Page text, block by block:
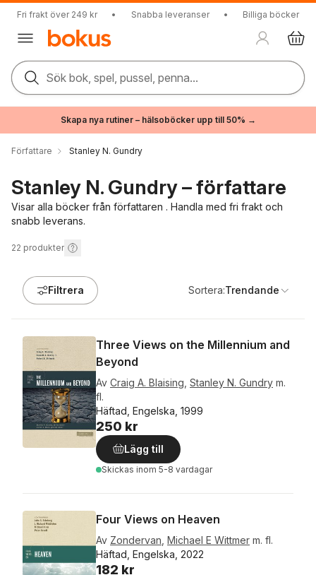
Fri frakt över 249 kr • Snabba leveranser • Billiga böcker
Sök bok, spel, pussel, penna...
Skapa nya rutiner – hälsoböcker upp till 50% →
Författare Stanley N. Gundry
Stanley N. Gundry – författare
Visar alla böcker från författaren . Handla med fri frakt och
snabb leverans.
22 produkter
Filtrera Sortera:Trendande
Three Views on the Millennium and
Beyond
Av Craig A. Blaising Stanley N. Gundry m.
fl.
Häftad, Engelska, 1999
250 kr
Lägg till
Skickas inom 5-8 vardagar
Four Views on Heaven
Av Zondervan Michael E Wittmer m. fl.
Häftad, Engelska, 2022
182 kr